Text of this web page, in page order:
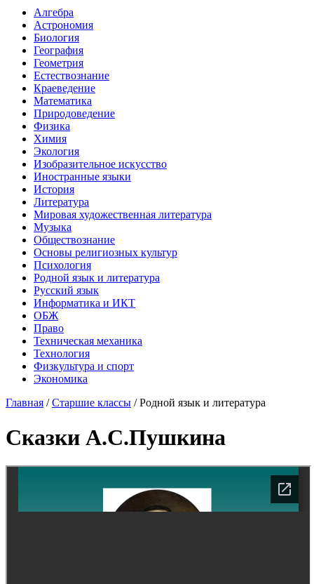
Алгебра
Астрономия
Биология
География
Геометрия
Естествознание
Краеведение
Математика
Природоведение
Физика
Химия
Экология
Изобразительное искусство
Иностранные языки
История
Литература
Мировая художественная литература
Музыка
Обществознание
Основы религиозных культур
Психология
Родной язык и литература
Русский язык
Информатика и ИКТ
ОБЖ
Право
Техническая механика
Технология
Физкультура и спорт
Экономика
Главная /Старшие классы /Родной язык и литература
Сказки А.С.Пушкина